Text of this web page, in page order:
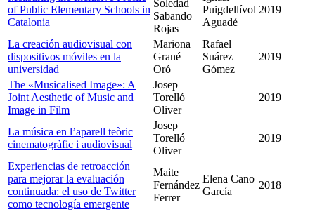
of Public Elementary Schools in
Catalonia
Soledad
Sabando
Rojas
Puigdellívol
Aguadé
2019
La creación audiovisual con
dispositivos móviles en la
universidad
Mariona
Grané
Oró
Rafael
Suárez
Gómez
2019
The «Musicalised Image»: A
Joint Aesthetic of Music and
Image in Film
Josep
Torelló
Oliver
2019
La música en l’aparell teòric
cinematogràfic i audiovisual
Josep
Torelló
Oliver
2019
Experiencias de retroacción
para mejorar la evaluación
continuada: el uso de Twitter
como tecnología emergente
Maite
Fernández
Ferrer
Elena Cano
García
2018